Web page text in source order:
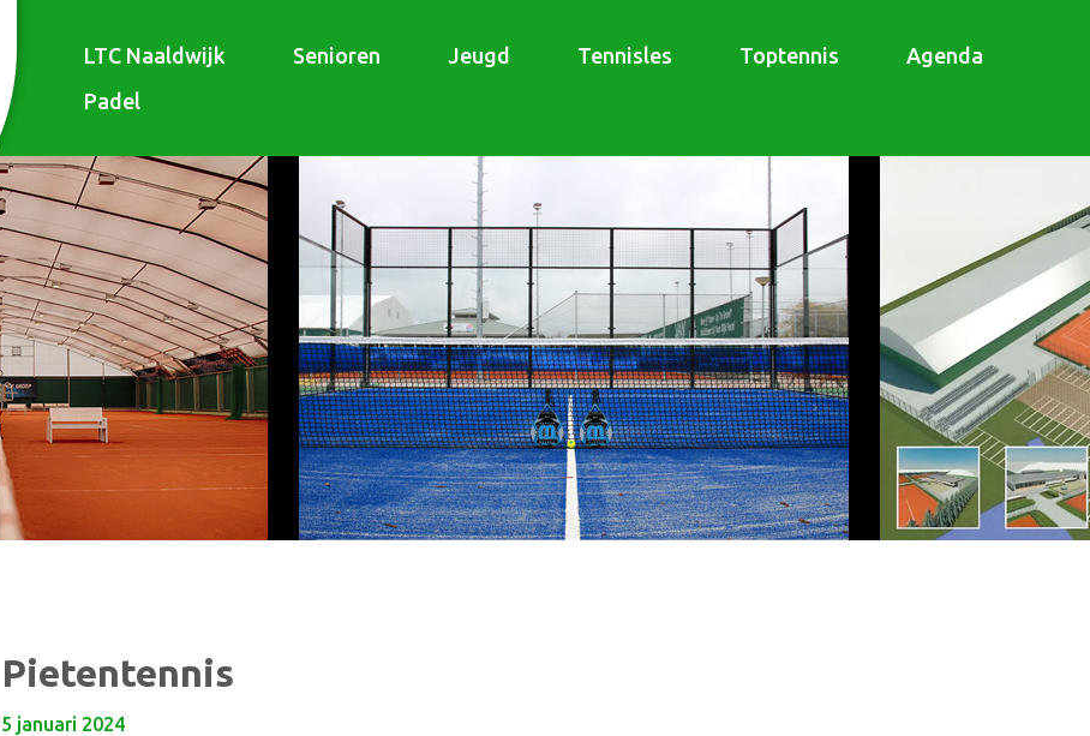
LTC Naaldwijk Senioren Jeugd Tennisles Toptennis
Agenda
Padel
Pietentennis
5 januari 2024